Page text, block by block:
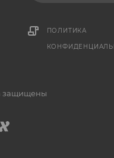
ПОЛИТИКА
защищены